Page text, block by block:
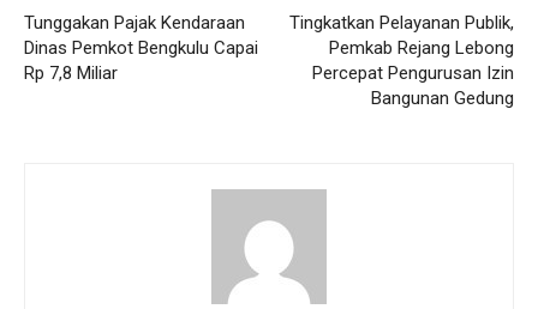
Tunggakan Pajak Kendaraan
Dinas Pemkot Bengkulu Capai
Rp 7,8 Miliar
Tingkatkan Pelayanan Publik,
Pemkab Rejang Lebong
Percepat Pengurusan Izin
Bangunan Gedung